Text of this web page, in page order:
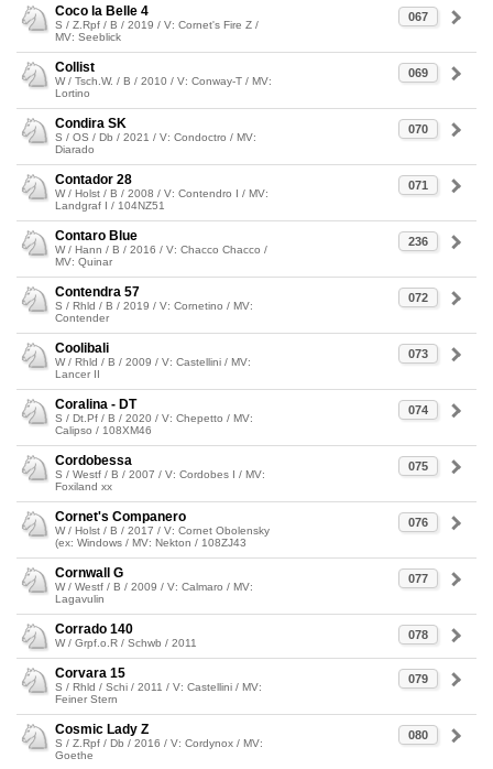
067
Coco la Belle 4
S / Z.Rpf / B / 2019 / V: Cornet's Fire Z /
MV: Seeblick
069
Collist
W / Tsch.W. / B / 2010 / V: Conway-T / MV:
Lortino
070
Condira SK
S / OS / Db / 2021 / V: Condoctro / MV:
Diarado
071
Contador 28
W / Holst / B / 2008 / V: Contendro I / MV:
Landgraf I / 104NZ51
236
Contaro Blue
W / Hann / B / 2016 / V: Chacco Chacco /
MV: Quinar
072
Contendra 57
S / Rhld / B / 2019 / V: Cornetino / MV:
Contender
073
Coolibali
W / Rhld / B / 2009 / V: Castellini / MV:
Lancer II
074
Coralina - DT
S / Dt.Pf / B / 2020 / V: Chepetto / MV:
Calipso / 108XM46
075
Cordobessa
S / Westf / B / 2007 / V: Cordobes I / MV:
Foxiland xx
076
Cornet's Companero
W / Holst / B / 2017 / V: Cornet Obolensky
(ex: Windows / MV: Nekton / 108ZJ43
077
Cornwall G
W / Westf / B / 2009 / V: Calmaro / MV:
Lagavulin
078
Corrado 140
W / Grpf.o.R / Schwb / 2011
079
Corvara 15
S / Rhld / Schi / 2011 / V: Castellini / MV:
Feiner Stern
080
Cosmic Lady Z
S / Z.Rpf / Db / 2016 / V: Cordynox / MV:
Goethe